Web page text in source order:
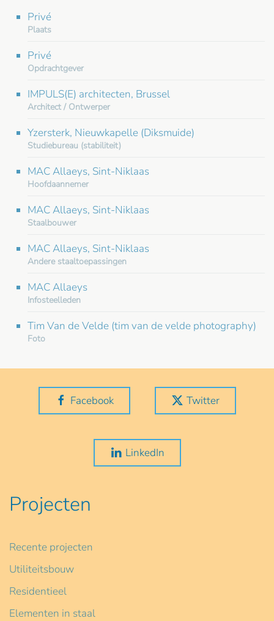
Privé
Plaats
Privé
Opdrachtgever
IMPULS(E) architecten, Brussel
Architect / Ontwerper
Yzersterk, Nieuwkapelle (Diksmuide)
Studiebureau (stabiliteit)
MAC Allaeys, Sint-Niklaas
Hoofdaannemer
MAC Allaeys, Sint-Niklaas
Staalbouwer
MAC Allaeys, Sint-Niklaas
Andere staaltoepassingen
MAC Allaeys
Infosteelleden
Tim Van de Velde (tim van de velde photography)
Foto
Facebook Twitter
LinkedIn
Projecten
Recente projecten
Utiliteitsbouw
Residentieel
Elementen in staal